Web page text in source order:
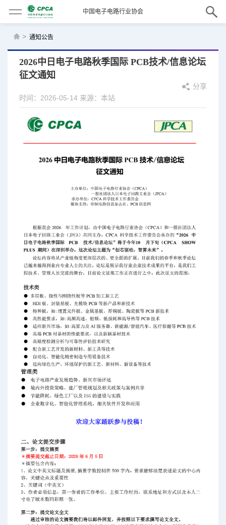
中国电子电路行业协会
> 通知公告
2026中日电子电路秋季国际 PCB技术/信息论坛
征文通知
分享
时间：2026-05-14 来源：本站